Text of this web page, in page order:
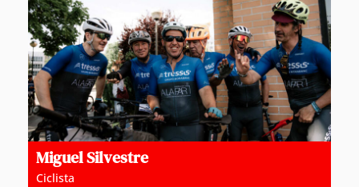
Miguel Silvestre
Ciclista